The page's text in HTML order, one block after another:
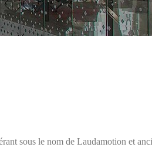
sous le nom de Laudamotion et